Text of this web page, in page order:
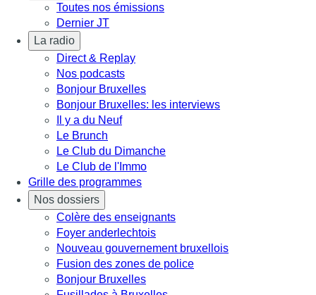
Toutes nos émissions
Dernier JT
La radio
Direct & Replay
Nos podcasts
Bonjour Bruxelles
Bonjour Bruxelles: les interviews
Il y a du Neuf
Le Brunch
Le Club du Dimanche
Le Club de l'Immo
Grille des programmes
Nos dossiers
Colère des enseignants
Foyer anderlechtois
Nouveau gouvernement bruxellois
Fusion des zones de police
Bonjour Bruxelles